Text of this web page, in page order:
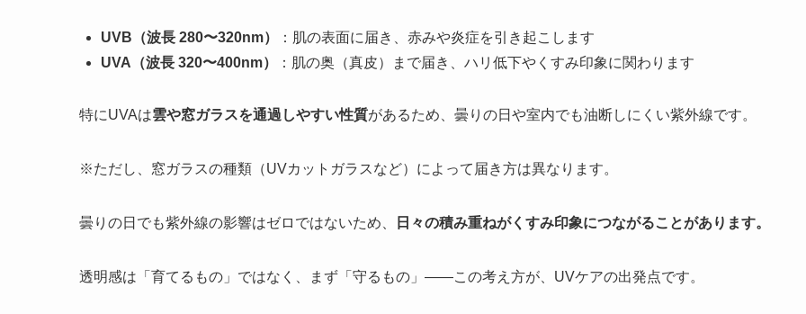
UVB（波長 280〜320nm）
：肌の表面に届き、赤みや炎症を引き起こします
UVA（波長 320〜400nm）
：肌の奥（真皮）まで届き、ハリ低下やくすみ印象に関わります
特にUVAは雲や窓ガラスを通過しやすい性質があるため、曇りの日や室内でも油断しにくい紫外線です。
※ただし、窓ガラスの種類（UVカットガラスなど）によって届き方は異なります。
曇りの日でも紫外線の影響はゼロではないため、 日々の積み重ねがくすみ印象につながることがあります。
透明感は「育てるもの」ではなく、まず「守るもの」——この考え方が、UVケアの出発点です。